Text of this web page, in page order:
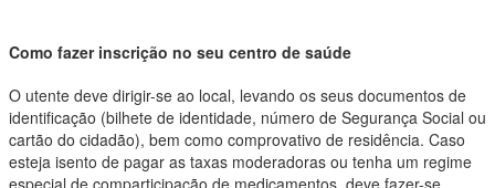
Como fazer inscrição no seu centro de saúde
O utente deve dirigir-se ao local, levando os seus documentos de
identificação (bilhete de identidade, número de Segurança Social ou
cartão do cidadão), bem como comprovativo de residência. Caso
esteja isento de pagar as taxas moderadoras ou tenha um regime
especial de comparticipação de medicamentos, deve fazer-se